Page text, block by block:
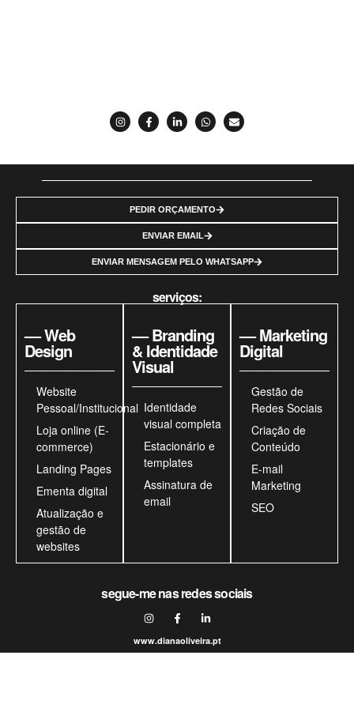
PEDIR ORÇAMENTO
ENVIAR EMAIL
ENVIAR MENSAGEM PELO WHATSAPP
serviços:
02
–– Web
Design
Website
Pessoal/Institucional
Loja online (E-
commerce)
Landing Pages
Ementa digital
Atualização e
gestão de
websites
03
–– Branding
& Identidade
Visual
Identidade
visual completa
Estacionário e
templates
Assinatura de
email
04
–– Marketing
Digital
Gestão de
Redes Sociais
Criação de
Conteúdo
E-mail
Marketing
SEO
segue-me nas redes sociais
www.dianaoliveira.pt